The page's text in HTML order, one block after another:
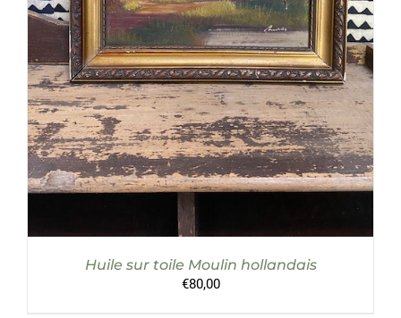
AJOUTER AU PANIER / DÉTAILS
Huile sur toile Moulin hollandais
€80,00